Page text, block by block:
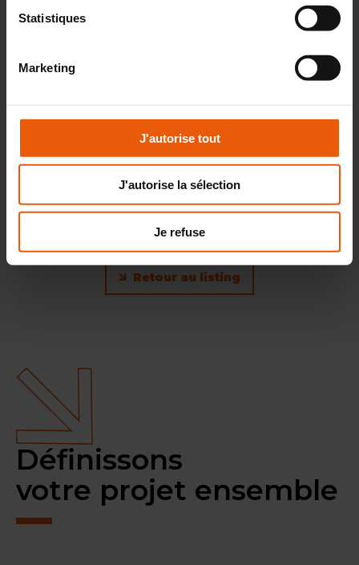
Statistiques
Marketing
J'autorise tout
J'autorise la sélection
Je refuse
salles d'eau ainsi qu'un garage.
Retour au listing
Définissons
votre projet ensemble